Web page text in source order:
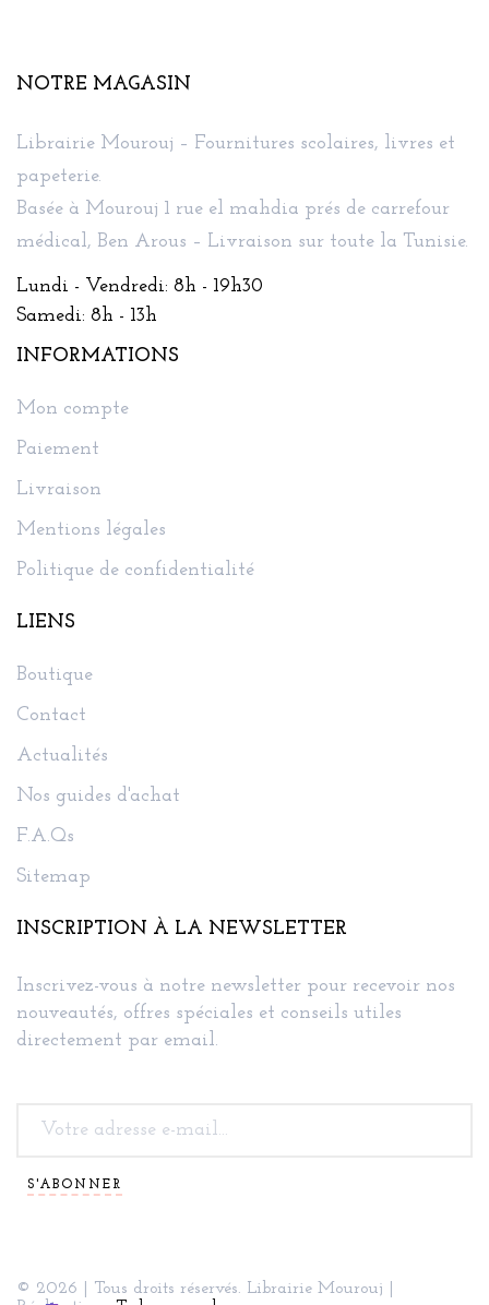
NOTRE MAGASIN
Librairie Mourouj – Fournitures scolaires, livres et
papeterie.
Basée à Mourouj 1 rue el mahdia prés de carrefour
médical, Ben Arous – Livraison sur toute la Tunisie.
Lundi - Vendredi: 8h - 19h30
Samedi: 8h - 13h
INFORMATIONS
Mon compte
Paiement
Livraison
Mentions légales
Politique de confidentialité
LIENS
Boutique
Contact
Actualités
Nos guides d'achat
F.A.Qs
Sitemap
INSCRIPTION À LA NEWSLETTER
Inscrivez-vous à notre newsletter pour recevoir nos
nouveautés, offres spéciales et conseils utiles
directement par email.
S'ABONNER
© 2026 | Tous droits réservés. Librairie Mourouj |